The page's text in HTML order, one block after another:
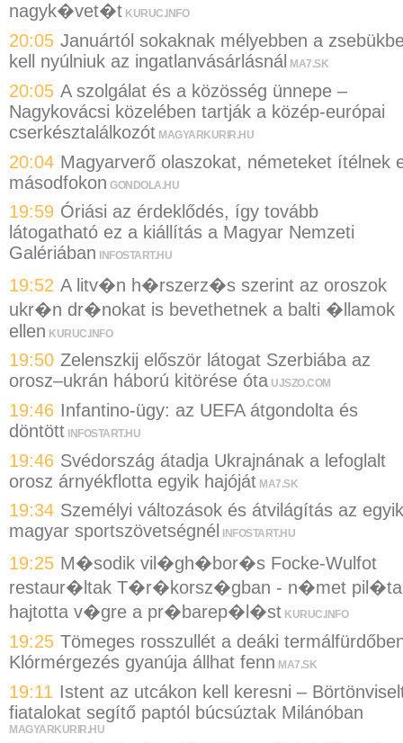
nagyk�vet�t KURUC.INFO
20:05 Januártól sokaknak mélyebben a
kell nyúlniuk az ingatlanvásárlásnál
MA7.SK
20:05 A szolgálat és a közösség ünnepe –
Nagykovácsi közelében tartják a közép-európai
cserkésztalálkozót MAGYARKURIR.HU
20:04 Magyarverő olaszokat, németeket ítélnek
másodfokon GONDOLA.HU
19:59 Óriási az érdeklődés, így tovább
látogatható ez a kiállítás a Magyar Nemzeti
Galériában
INFOSTART.HU
19:52 A litv�n h�rszerz�s szerint az oroszok
ukr�n dr�nokat is bevethetnek a balti �llamok
ellen KURUC.INFO
19:50 Zelenszkij először látogat Szerbiába az
orosz–ukrán háború kitörése óta UJSZO.COM
19:46 Infantino-ügy: az UEFA átgondolta és
döntött INFOSTART.HU
19:46 Svédország átadja Ukrajnának a lefoglalt
orosz árnyékflotta egyik hajóját MA7.SK
19:34 Személyi változások és átvilágítás az egyik
magyar sportszövetségnél
INFOSTART.HU
19:25 M�sodik vil�gh�bor�s Focke-Wulfot
restaur�ltak T�r�korsz�gban - n�met pil�ta
hajtotta v�gre a pr�barep�l�st KURUC.INFO
19:25 Tömeges rosszullét a deáki
Klórmérgezés gyanúja állhat fenn MA7.SK
19:11 Istent az utcákon kell keresni –
fiatalokat segítő paptól búcsúztak Milánóban
MAGYARKURIR.HU